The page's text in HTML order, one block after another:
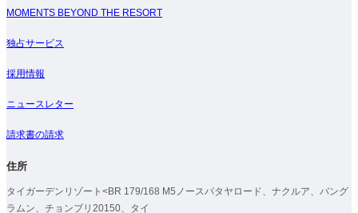
MOMENTS BEYOND THE RESORT
独占サービス
採用情報
ニュースレター
請求書の請求
住所
タイガーデンリゾート<BR 179/168 M5ノースパタヤロード、ナクルア、バング
ラムン、チョンブリ20150、タイ